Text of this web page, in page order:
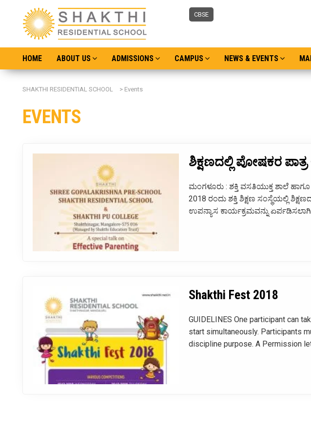
CBSE
HOME ABOUT US ADMISSIONS CAMPUS NEWS & EVENTS
SHAKTHI RESIDENTIAL SCHOOL > Events
EVENTS
ಶಿಕ್ಷಣದಲ್ಲಿ ಪೋಷಕರ
ಮಂಗಳೂರು : ಶಕ್ತಿ ವಸತಿಯುಕ್ತ ಶಾಲೆ
2018 ರಂದು ಶಕ್ತಿ ಶಿಕ್ಷಣ ಸಂಸ್ಥೆಯಲ್ಲಿ
ಉಪನ್ಯಾಸ ಕಾರ್ಯಕ್ರಮವನ್ನು
Shakthi Fest 2018
GUIDELINES One participant can
start simultaneously. Participants
discipline purpose. A Permission